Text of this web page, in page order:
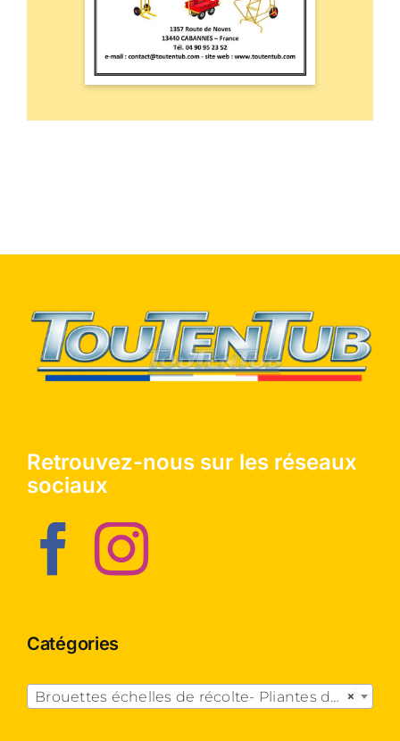
Retrouvez-nous sur les réseaux
sociaux
Catégories
×
Brouettes échelles de récolte- Pliantes dégagées